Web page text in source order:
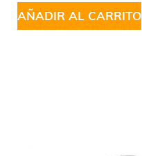
AÑADIR AL CARRITO